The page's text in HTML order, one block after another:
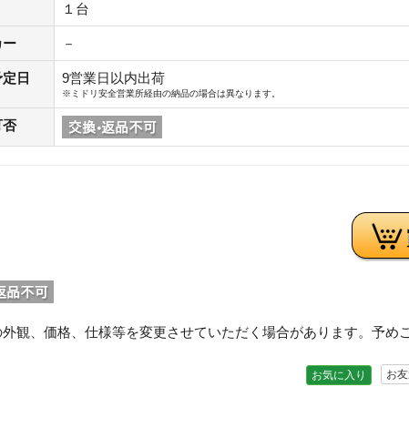
１台
ー －
日 9営業日以内出荷
※ミドリ安全営業所経由の納品の場合は異なります。
否
観、価格、仕様等を変更させていただく場合があります。予め
お
お気に入り